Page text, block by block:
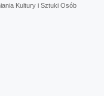
Kultury i Sztuki Osób